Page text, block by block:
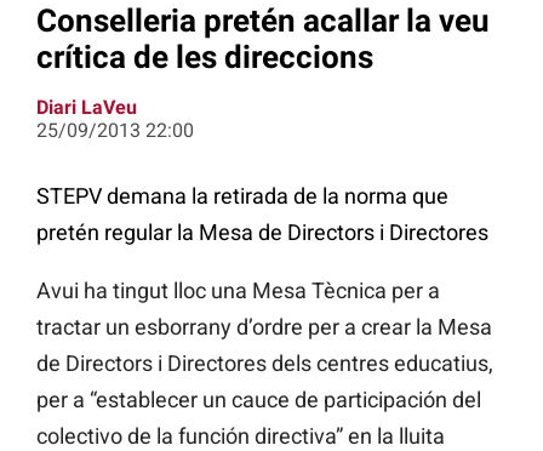
Conselleria pretén acallar la veu
crítica de les direccions
Diari LaVeu
25/09/2013 22:00
STEPV demana la retirada de la norma que
pretén regular la Mesa de Directors i Directores
Avui ha tingut lloc una Mesa Tècnica per a
tractar un esborrany d’ordre per a crear la Mesa
de Directors i Directores dels centres educatius,
per a “establecer un cauce de participación del
colectivo de la función directiva” en la lluita